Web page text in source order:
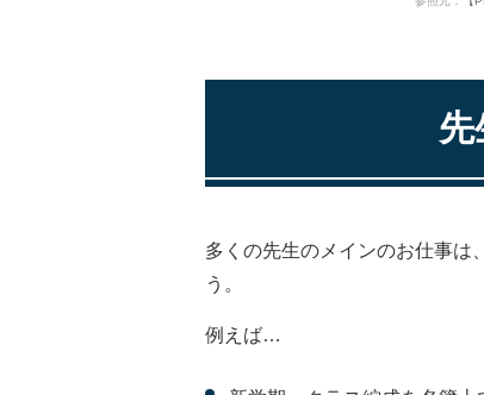
先
多くの先生のメインのお仕事は
う。
例えば…